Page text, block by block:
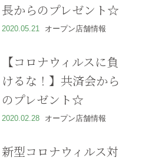
長からのプレゼント☆
2020.05.21 オープン店舗情報
【コロナウィルスに負
けるな！】共済会から
のプレゼント☆
2020.02.28 オープン店舗情報
新型コロナウィルス対